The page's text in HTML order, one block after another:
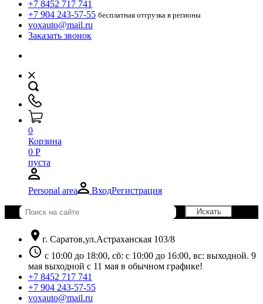
+7 8452 717 741
+7 904 243-57-55 бесплатная отгрузка в регионы
voxauto@mail.ru
Заказать звонок
0
Корзина
0 Р
пуста
Personal area ВходРегистрация
location_on г. Саратов,ул.Астраханская 103/8
schedule с 10:00 до 18:00, сб: с 10:00 до 16:00, вс: выходной. 9
мая выходной с 11 мая в обычном графике!
+7 8452 717 741
+7 904 243-57-55
voxauto@mail.ru